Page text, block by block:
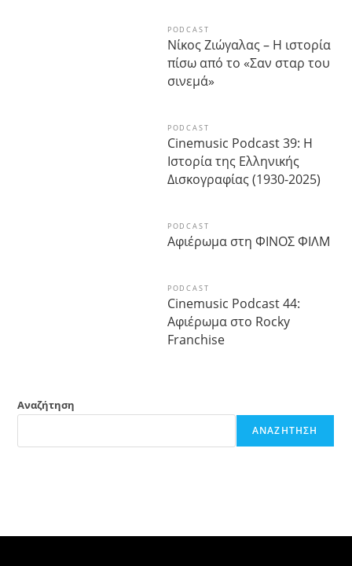
PODCAST
Νίκος Ζιώγαλας – Η ιστορία
πίσω από το «Σαν σταρ του
σινεμά»
PODCAST
Cinemusic Podcast 39: Η
Ιστορία της Ελληνικής
Δισκογραφίας (1930-2025)
PODCAST
Αφιέρωμα στη ΦΙΝΟΣ ΦΙΛΜ
PODCAST
Cinemusic Podcast 44:
Αφιέρωμα στο Rocky
Franchise
Αναζήτηση
ΑΝΑΖΉΤΗΣΗ